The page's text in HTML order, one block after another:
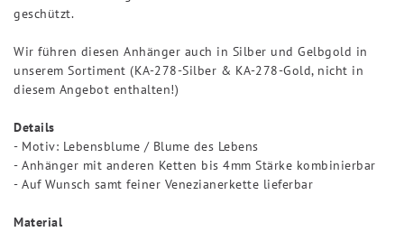
geschützt.
Wir führen diesen Anhänger auch in Silber und Gelbgold in
unserem Sortiment (KA-278-Silber & KA-278-Gold, nicht in
diesem Angebot enthalten!)
Details
- Motiv: Lebensblume / Blume des Lebens
- Anhänger mit anderen Ketten bis 4mm Stärke kombinierbar
- Auf Wunsch samt feiner Venezianerkette lieferbar
Material